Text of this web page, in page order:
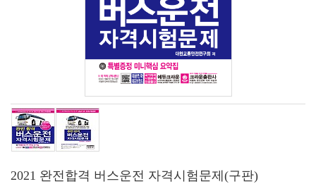
2021 완전합격 버스운전 자격시험문제(구판)